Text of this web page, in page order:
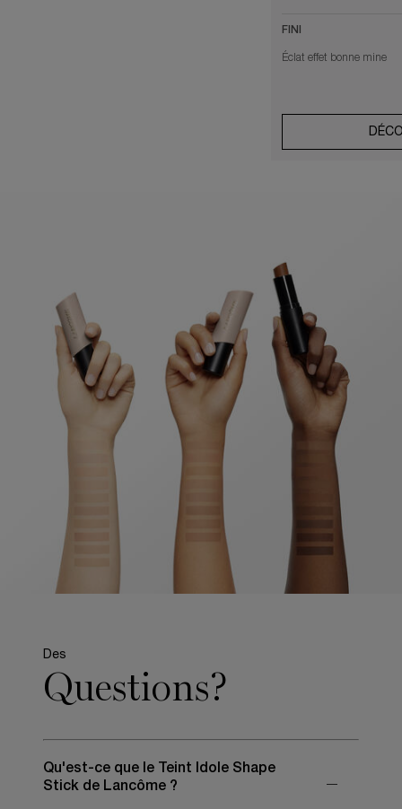
FINI
Éclat effet bonne mine
Des
Questions?
Qu'est-ce que le Teint Idole Shape
Stick de Lancôme ?